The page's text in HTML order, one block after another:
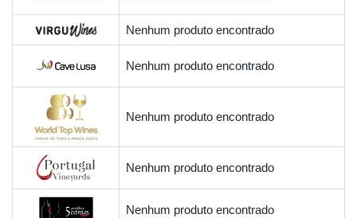
Nenhum produto encontrado
Nenhum produto encontrado
Nenhum produto encontrado
Nenhum produto encontrado
Nenhum produto encontrado